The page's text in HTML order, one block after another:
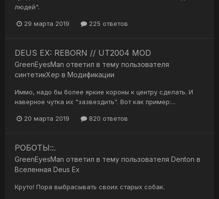
людей".
29 марта 2019 225 ответов
DEUS EX: REBORN // UT2004 MOD
GreenEyesMan ответил в тему пользователя
синтетикХер в Модификации
Иммо, надо бы более яркие короны к центру сделать. И
наверное чутка их "зазвездить". Вот как пример:...
20 марта 2019 820 ответов
РОБОТЫ::.
GreenEyesMan ответил в тему пользователя Denton в
Вселенная Deus Ex
Круто! Пора выбрасывать своих старых собак.